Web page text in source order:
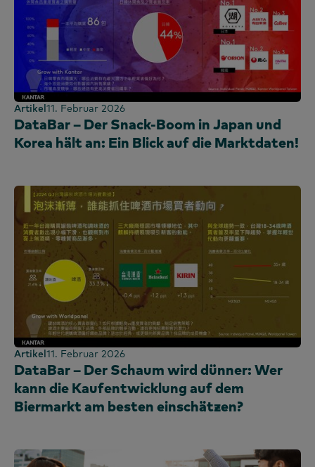
Artikel11. Februar 2026
DataBar – Der Snack-Boom in Japan und
Korea hält an: Ein Blick auf die Marktdaten!
Artikel11. Februar 2026
DataBar – Der Schaum wird dünner: Wer
kann die Kaufentwicklung auf dem
Biermarkt am besten einschätzen?